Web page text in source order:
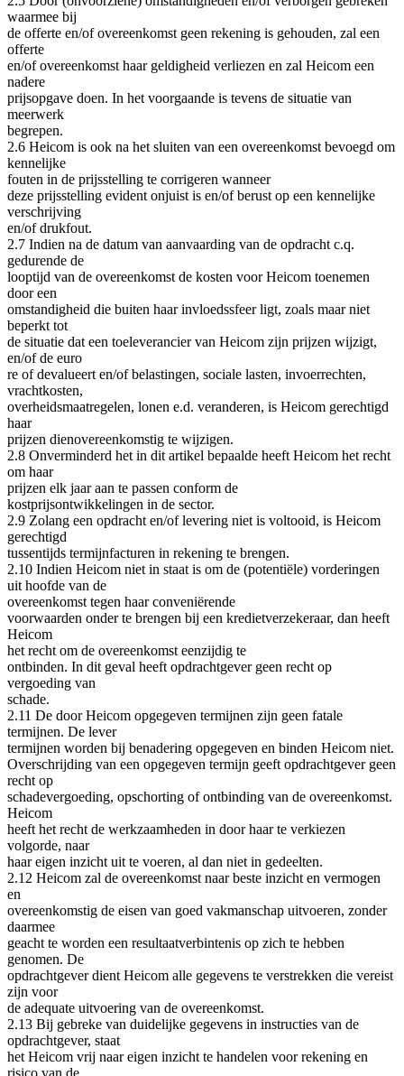
waarmee bij
de offerte en/of overeenkomst geen rekening is gehouden, zal een
offerte
en/of overeenkomst haar geldigheid verliezen en zal Heicom een
nadere
prijsopgave doen. In het voorgaande is tevens de situatie van
meerwerk
begrepen.
2.6 Heicom is ook na het sluiten van een overeenkomst bevoegd om
kennelijke
fouten in de prijsstelling te corrigeren wanneer
deze prijsstelling evident onjuist is en/of berust op een kennelijke
verschrijving
en/of drukfout.
2.7 Indien na de datum van aanvaarding van de opdracht c.q.
gedurende de
looptijd van de overeenkomst de kosten voor Heicom toenemen
door een
omstandigheid die buiten haar invloedssfeer ligt, zoals maar niet
beperkt tot
de situatie dat een toeleverancier van Heicom zijn prijzen wijzigt,
en/of de euro
re of devalueert en/of belastingen, sociale lasten, invoerrechten,
vrachtkosten,
overheidsmaatregelen, lonen e.d. veranderen, is Heicom gerechtigd
haar
prijzen dienovereenkomstig te wijzigen.
2.8 Onverminderd het in dit artikel bepaalde heeft Heicom het recht
om haar
prijzen elk jaar aan te passen conform de
kostprijsontwikkelingen in de sector.
2.9 Zolang een opdracht en/of levering niet is voltooid, is Heicom
gerechtigd
tussentijds termijnfacturen in rekening te brengen.
2.10 Indien Heicom niet in staat is om de (potentiële) vorderingen
uit hoofde van de
overeenkomst tegen haar conveniërende
voorwaarden onder te brengen bij een kredietverzekeraar, dan heeft
Heicom
het recht om de overeenkomst eenzijdig te
ontbinden. In dit geval heeft opdrachtgever geen recht op
vergoeding van
schade.
2.11 De door Heicom opgegeven termijnen zijn geen fatale
termijnen. De lever
termijnen worden bij benadering opgegeven en binden Heicom niet.
Overschrijding van een opgegeven termijn geeft opdrachtgever geen
recht op
schadevergoeding, opschorting of ontbinding van de overeenkomst.
Heicom
heeft het recht de werkzaamheden in door haar te verkiezen
volgorde, naar
haar eigen inzicht uit te voeren, al dan niet in gedeelten.
2.12 Heicom zal de overeenkomst naar beste inzicht en vermogen
en
overeenkomstig de eisen van goed vakmanschap uitvoeren, zonder
daarmee
geacht te worden een resultaatverbintenis op zich te hebben
genomen. De
opdrachtgever dient Heicom alle gegevens te verstrekken die vereist
zijn voor
de adequate uitvoering van de overeenkomst.
2.13 Bij gebreke van duidelijke gegevens in instructies van de
opdrachtgever, staat
het Heicom vrij naar eigen inzicht te handelen voor rekening en
risico van de